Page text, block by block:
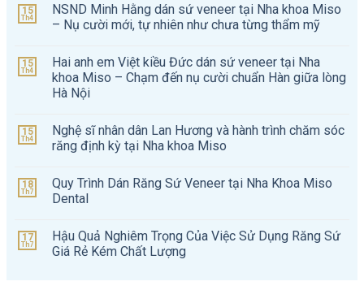
15
Th4
NSND Minh Hằng dán sứ veneer tại Nha khoa Miso
– Nụ cười mới, tự nhiên như chưa từng thẩm mỹ
15
Th4
Hai anh em Việt kiều Đức dán sứ veneer tại Nha
khoa Miso – Chạm đến nụ cười chuẩn Hàn giữa lòng
Hà Nội
15
Th4
Nghệ sĩ nhân dân Lan Hương và hành trình chăm sóc
răng định kỳ tại Nha khoa Miso
18
Th7
Quy Trình Dán Răng Sứ Veneer tại Nha Khoa Miso
Dental
17
Th7
Hậu Quả Nghiêm Trọng Của Việc Sử Dụng Răng Sứ
Giá Rẻ Kém Chất Lượng